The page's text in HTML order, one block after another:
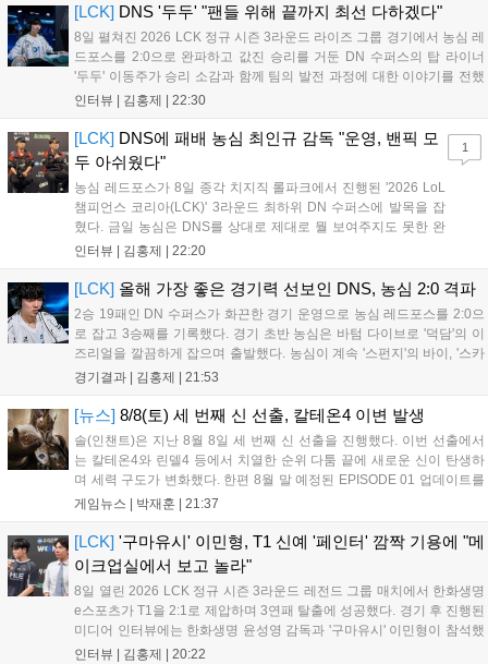
가능한 교환 코드 3종이 제공되며, 상세 일정은 공식 채널을 통해 확인할
수 있다....
[LCK] DNS '두두' "팬들 위해 끝까지 최선 다하겠다"
8일 펼쳐진 2026 LCK 정규 시즌 3라운드 라이즈 그룹 경기에서 농심 레
드포스를 2:0으로 완파하고 값진 승리를 거둔 DN 수퍼스의 탑 라이너
'두두' 이동주가 승리 소감과 함께 팀의 발전 과정에 대한 이야기를 전했
다. 먼저 오랜만의 2:0 완승에 대해 '두두'는 "진짜 오랜만에 거둔 2:0 승
인터뷰 | 김홍제 22:30
[LCK] DNS에 패배 농심 최인규 감독 "운영, 밴픽 모
두 아쉬웠다"
농심 레드포스가 8일 종각 치지직 롤파크에서 진행된 '2026 LoL
챔피언스 코리아(LCK)' 3라운드 최하위 DN 수퍼스에 발목을 잡
혔다. 금일 농심은 DNS를 상대로 제대로 뭘 보여주지도 못한 완
패를 당하고 말았다. 이하 농심 레드포스 최인규 감독과 '리헨즈'
인규 감독 : 모든 경...
인터뷰 | 김홍제 22:20
1
[LCK] 올해 가장 좋은 경기력 선보인 DNS, 농심 2:0 격파
2승 19패인 DN 수퍼스가 화끈한 경기 운영으로 농심 레드포스를 2:0으
로 잡고 3승째를 기록했다. 경기 초반 농심은 바텀 다이브로 '덕담'의 이
즈리얼을 깔끔하게 잡으며 출발했다. 농심이 계속 '스펀지'의 바이, '스카
웃'의 신드라가 맹활약하며 초반부터 잡은 주도권을 계속 잘 굴렸다.
었...
경기결과 | 김홍제 21:53
[뉴스] 8/8(토) 세 번째 신 선출, 칼테온4 이변 발생
솔(인챈트)은 지난 8월 8일 세 번째 신 선출을 진행했다. 이번 선출에서
는 칼테온4와 린델4 등에서 치열한 순위 다툼 끝에 새로운 신이 탄생하
며 세력 구도가 변화했다. 한편 8월 말 예정된 EPISODE 01 업데이트를
통해 월드 콘텐츠가 추가될 예정이며, 이를 통해 추후 주신 및 절대신에
더욱 가속화될 전망이다....
게임뉴스 | 박재훈 21:37
[LCK] '구마유시' 이민형, T1 신예 '페인터' 깜짝 기용에 "메
이크업실에서 보고 놀라"
8일 열린 2026 LCK 정규 시즌 3라운드 레전드 그룹 매치에서 한화생명
e스포츠가 T1을 2:1로 제압하며 3연패 탈출에 성공했다. 경기 후 진행된
미디어 인터뷰에는 한화생명 윤성영 감독과 '구마유시' 이민형이 참석했
다. 먼저 승리 소감에 대해 윤성영 감독은 "오랜만에 승리해 기분이 좋고,
인터뷰 | 김홍제 20:22